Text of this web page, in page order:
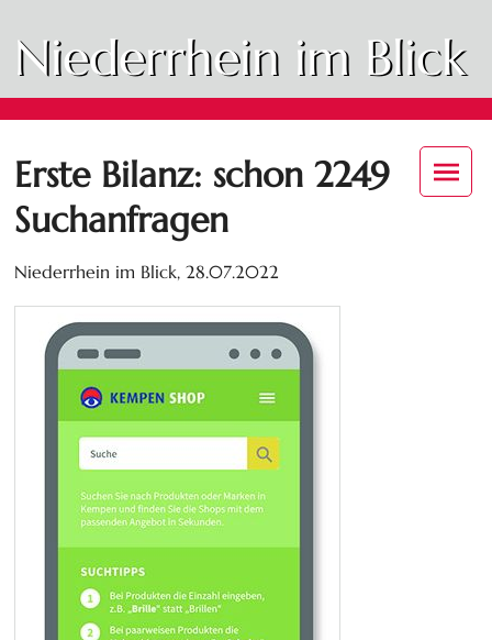
Niederrhein im Blick
Erste Bilanz: schon 2249
Suchanfragen
Niederrhein im Blick,28.07.2022